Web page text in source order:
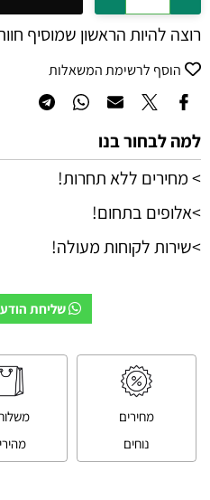
רוצה להיות הראשון שמוסיף
הוסף לרשימת המשאלות
למה לבחור בנו
> מחירים ללא תחרות!
>אלופים בתחום!
>שירות לקוחות מעולה!
שליחת
מחירים
נוחים